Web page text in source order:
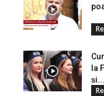
la
și...